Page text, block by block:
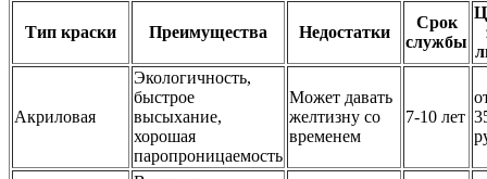
Тип краски Преимущества Недостатки
Срок
службы
Акриловая
Экологичность,
быстрое
высыхание,
хорошая
паропроницаемость
Может давать
желтизну со
временем
7-10 лет